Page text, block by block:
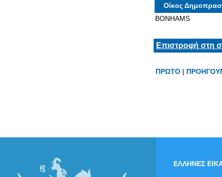
Οίκος
BONHAMS
Επιστροφή στη
ΠΡΩΤΟ |
ΕΛΛΗΝΕΣ